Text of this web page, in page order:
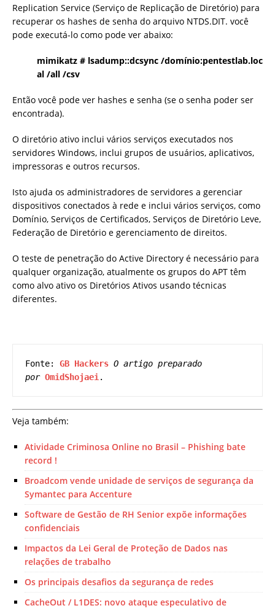
Replication Service (Serviço de Replicação de Diretório) para
recuperar os hashes de senha do arquivo NTDS.DIT. você
pode executá-lo como pode ver abaixo:
mimikatz # lsadump::dcsync /domínio:pentestlab.loc
al /all /csv
Então você pode ver hashes e senha (se o senha poder ser
encontrada).
O diretório ativo inclui vários serviços executados nos
servidores Windows, inclui grupos de usuários, aplicativos,
impressoras e outros recursos.
Isto ajuda os administradores de servidores a gerenciar
dispositivos conectados à rede e inclui vários serviços, como
Domínio, Serviços de Certificados, Serviços de Diretório Leve,
Federação de Diretório e gerenciamento de direitos.
O teste de penetração do Active Directory é necessário para
qualquer organização, atualmente os grupos do APT têm
como alvo ativo os Diretórios Ativos usando técnicas
diferentes.
Fonte: GB Hackers O artigo preparado
por OmidShojaei .
Veja também:
Atividade Criminosa Online no Brasil – Phishing bate
record !
Broadcom vende unidade de serviços de segurança da
Symantec para Accenture
Software de Gestão de RH Senior expõe informações
confidenciais
Impactos da Lei Geral de Proteção de Dados nas
relações de trabalho
Os principais desafios da segurança de redes
CacheOut / L1DES: novo ataque especulativo de